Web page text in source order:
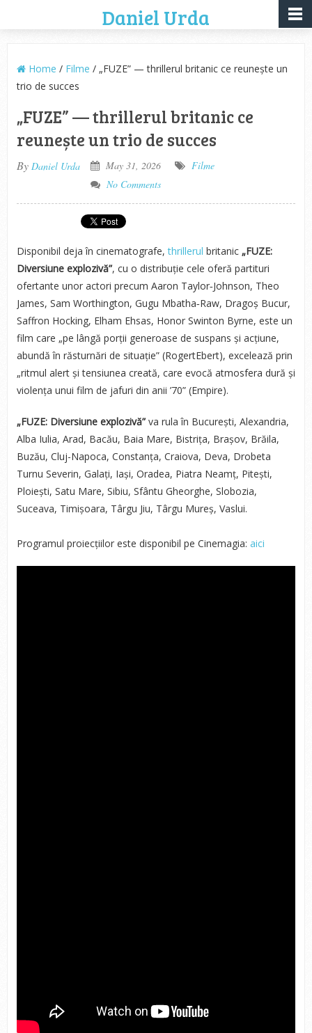
Daniel Urda
Home / Filme / „FUZE” — thrillerul britanic ce reunește un
trio de succes
„FUZE” — thrillerul britanic ce
reunește un trio de succes
By Daniel Urda May 31, 2026
Filme
No Comments
Disponibil deja în cinematografe,thrillerul britanic „FUZE:
Diversiune explozivă”, cu o distribuție cele oferă partituri
ofertante unor actori precum Aaron Taylor‑Johnson, Theo
James, Sam Worthington, Gugu Mbatha‑Raw, Dragoș Bucur,
Saffron Hocking, Elham Ehsas, Honor Swinton Byrne, este un
film care „pe lângă porții generoase de suspans și acțiune,
abundă în răsturnări de situație” (RogertEbert), excelează prin
„ritmul alert și tensiunea creată, care evocă atmosfera dură și
violența unui film de jafuri din anii ’70” (Empire).
„FUZE: Diversiune explozivă” va rula în București, Alexandria,
Alba Iulia, Arad, Bacău, Baia Mare, Bistrița, Brașov, Brăila,
Buzău, Cluj-Napoca, Constanța, Craiova, Deva, Drobeta
Turnu Severin, Galați, Iași, Oradea, Piatra Neamț, Pitești,
Ploiești, Satu Mare, Sibiu, Sfântu Gheorghe, Slobozia,
Suceava, Timișoara, Târgu Jiu, Târgu Mureș, Vaslui.
Programul proiecțiilor este disponibil pe Cinemagia: aici